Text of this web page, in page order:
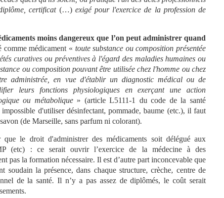
certificat(…) exigé pour l'exercice de la profession de
moins dangereux que l’on peut administrer quand
comme médicament « toute substance ou composition présentée
curatives ou préventives à l'égard des maladies humaines ou
ou composition pouvant être utilisée chez l'homme ou chez
administrée, en vue d'établir un diagnostic médical ou de
leurs fonctions physiologiques en exerçant une action
ou métabolique» (article L5111-1 du code de la santé
d'utiliser désinfectant, pommade, baume (etc.), il faut
(de Marseille, sans parfum ni colorant).
le droit d'administrer des médicaments soit délégué aux
(etc) : ce serait ouvrir l’exercice de la médecine à des
pas la formation nécessaire. Il est d’autre part inconcevable que
soudain la présence, dans chaque structure, crèche, centre de
de la santé. Il n’y a pas assez de diplômés, le coût serait